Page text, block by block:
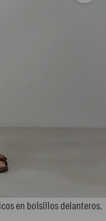
en bolsillos delanteros.